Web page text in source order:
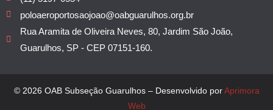
poloaeroportosaojoao@oabguarulhos.org.br
Rua Aramita de Oliveira Neves, 80, Jardim São João,
Guarulhos, SP - CEP 07151-160.
© 2026 OAB Subseção Guarulhos – Desenvolvido porAprimora
Web